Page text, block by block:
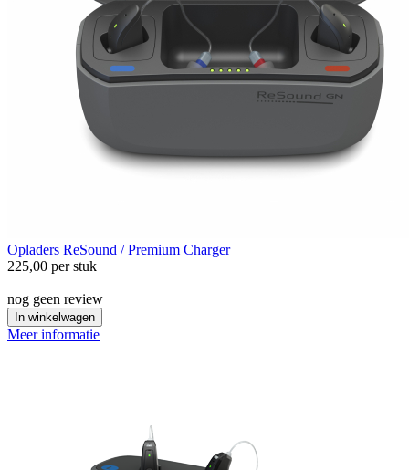
Opladers ReSound / Premium Charger
225,00 per stuk
nog geen review
In winkelwagen
Meer informatie